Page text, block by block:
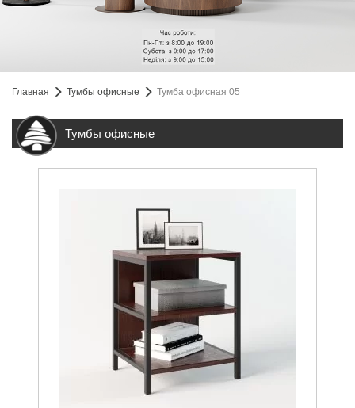
Главная Тумбы офисные Тумба офисная 05
Тумбы офисные